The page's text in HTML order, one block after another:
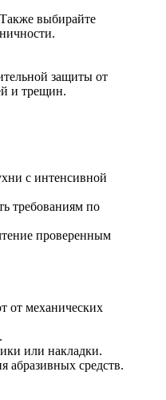
выбирайте
защиты от
и трещин.
с интенсивной
требованиям по
проверенным
от механических
или накладки.
абразивных средств.